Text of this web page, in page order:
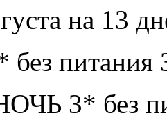
на 13
питания
3* без